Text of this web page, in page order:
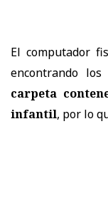
El computador
encontrando
carpeta
infantil, por lo